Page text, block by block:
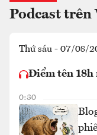
Podcast trên
Thứ sáu - 07/08/
Điểm tên 18h
0:30